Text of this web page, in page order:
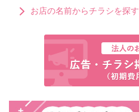
お店の名前からチラシを探す